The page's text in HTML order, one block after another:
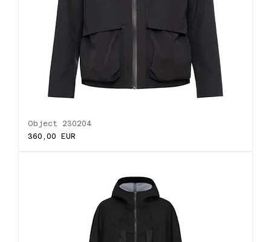
Object 230204
Ціна
360,00 EUR